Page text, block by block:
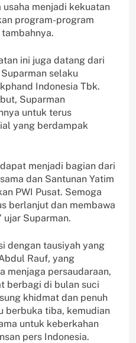
menjadi kekuatan
program-program
ini juga datang dari
selaku
Indonesia Tbk.
Suparman
untuk terus
yang berdampak
menjadi bagian dari
dan Santunan Yatim
PWI Pusat. Semoga
berlanjut dan membawa
ujar Suparman.
dengan tausiyah yang
Rauf, yang
menjaga persaudaraan,
berbagi di bulan suci
khidmat dan penuh
berbuka tiba, kemudian
untuk keberkahan
pers Indonesia.